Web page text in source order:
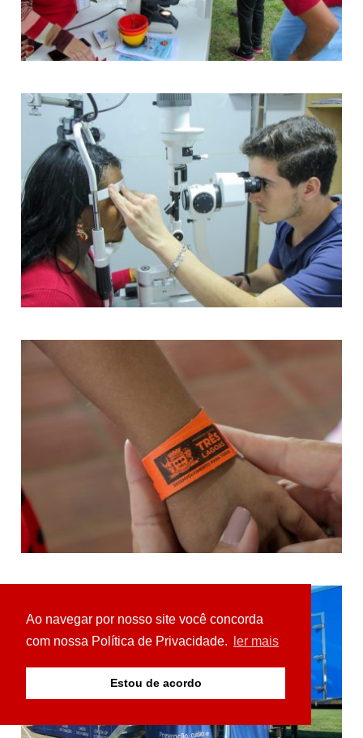
Ao navegar por nosso site você concorda
com nossa Política de Privacidade.
ler mais
Estou de acordo